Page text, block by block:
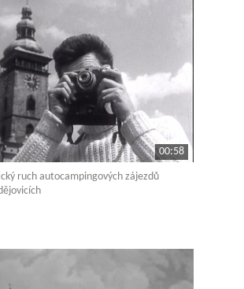
00:58
ruch autocampingových zájezdů